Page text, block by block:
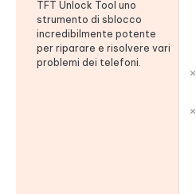
TFT Unlock Tool uno
strumento di sblocco
incredibilmente potente
per riparare e risolvere vari
problemi dei telefoni.